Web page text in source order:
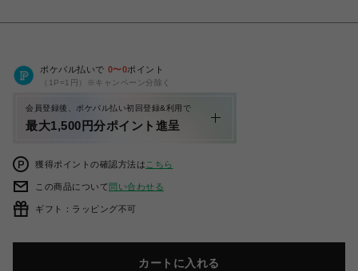
ポケパル払いで 0〜0ポイント
（1P=1円）※キャンペーン分除く
会員登録後、ポケパル払い初回登録&利用で
最大1,500円分ポイント進呈
獲得ポイントの確認方法は こちら
この商品について問い合わせる
ギフト：ラッピング不可
カートに入れる